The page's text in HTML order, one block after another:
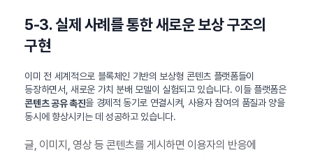
5-3. 실제 사례를 통한 새로운 보상 구조의
구현
이미 전 세계적으로 블록체인 기반의 보상형 콘텐츠 플랫폼들이
등장하면서, 새로운 가치 분배 모델이 실험되고 있습니다. 이들 플랫폼은
콘텐츠 공유 촉진을 경제적 동기로 연결시켜, 사용자 참여의 품질과 양을
동시에 향상시키는 데 성공하고 있습니다.
글, 이미지, 영상 등 콘텐츠를 게시하면 이용자의 반응에